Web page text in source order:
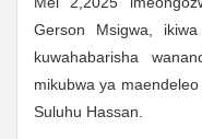
Gerson Msigwa,
kuwahabarisha
mikubwa ya
Suluhu Hassan.